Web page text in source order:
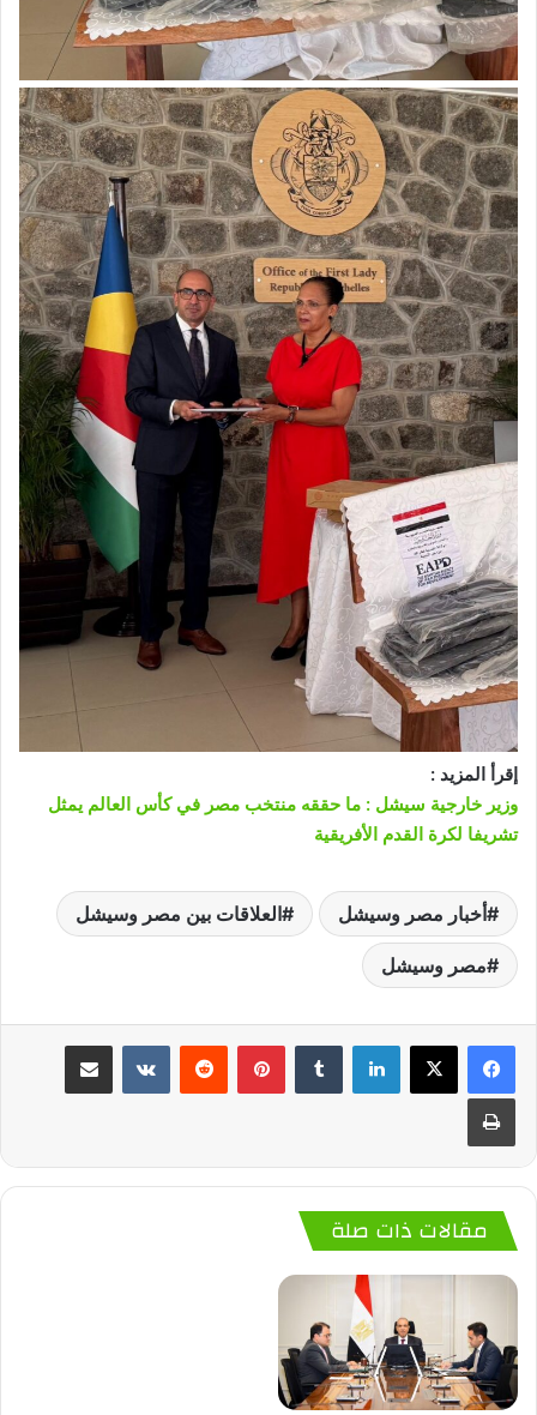
إقرأ المزيد :
وزير خارجية سيشل : ما حققه منتخب مصر في كأس العالم يمثل
تشريفا لكرة القدم الأفريقية
أخبار مصر وسيشل العلاقات بين مصر وسيشل
مصر وسيشل
لينكدإن بينتيريست
مقالات ذات صلة